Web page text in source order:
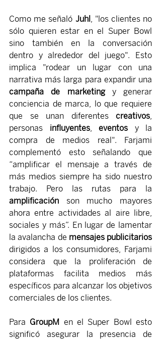
Como me señaló Juhl
, "los clientes no
sólo quieren estar en el Super Bowl
sino también en la conversación
dentro y alrededor del juego". Esto
implica "rodear un lugar con una
campaña de marketing y generar
conciencia de marca, lo que requiere
que se unan diferentes creativos
personas influyentes, eventos y la
compra de medios real". Farjami
complementó esto señalando que
“amplificar el mensaje a través de
más medios siempre ha sido nuestro
amplificación son mucho mayores
ahora entre actividades al aire libre,
sociales y más”. En lugar de lamentar
la avalancha de mensajes publicitarios
dirigidos a los consumidores, Farjami
considera que la proliferación de
plataformas facilita medios más
específicos para alcanzar los objetivos
comerciales de los clientes.
Para GroupM en el Super Bowl esto